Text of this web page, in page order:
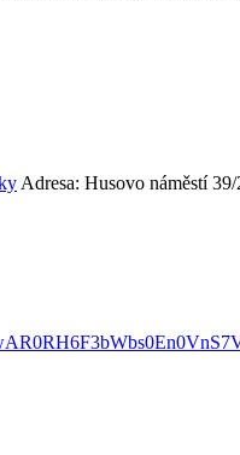
Adresa: Husovo náměstí